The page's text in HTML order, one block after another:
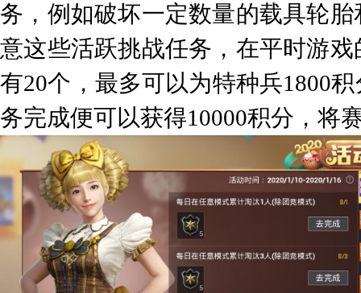
务，例如破坏一定数量的载具轮
意这些活跃挑战任务，在平时游
有20个，最多可以为特种兵1800
务完成便可以获得10000积分，将